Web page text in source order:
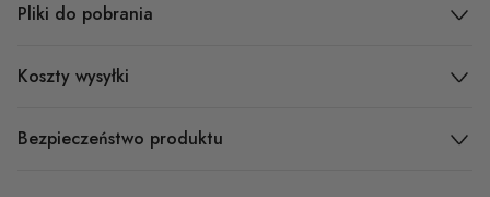
Pliki do pobrania
Koszty wysyłki
Bezpieczeństwo produktu